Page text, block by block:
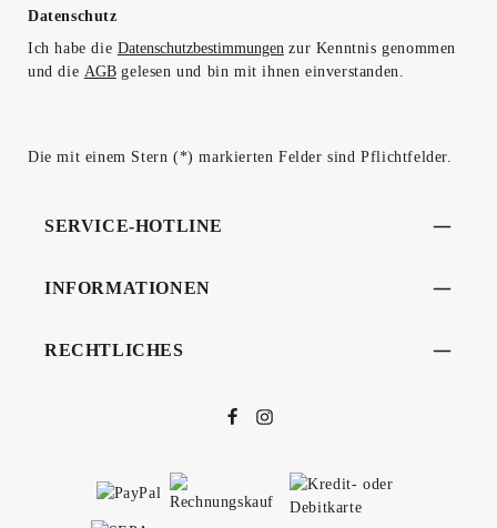
Datenschutz
Ich habe die Datenschutzbestimmungen zur Kenntnis genommen
und die AGBgelesen und bin mit ihnen einverstanden.
Die mit einem Stern (*) markierten Felder sind Pflichtfelder.
SERVICE-HOTLINE
INFORMATIONEN
RECHTLICHES